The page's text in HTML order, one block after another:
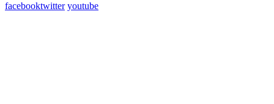
facebooktwitter youtube